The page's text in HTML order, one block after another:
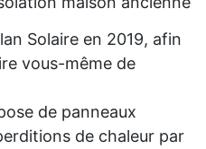
Solaire en 2019, afin
vous-même de
de panneaux
de chaleur par